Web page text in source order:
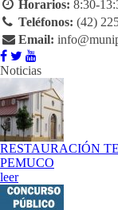
Horarios: 8:30-
Teléfonos: (42)
Email:
Noticias
RESTAURACIÓN
PEMUCO
leer